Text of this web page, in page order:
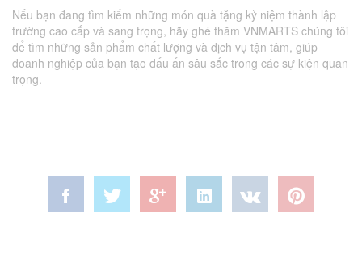
Nếu bạn đang tìm kiếm những món quà tặng kỷ niệm thành lập
trường cao cấp và sang trọng, hãy ghé thăm VNMARTS chúng tôi
để tìm những sản phẩm chất lượng và dịch vụ tận tâm, giúp
doanh nghiệp của bạn tạo dấu ấn sâu sắc trong các sự kiện quan
trọng.